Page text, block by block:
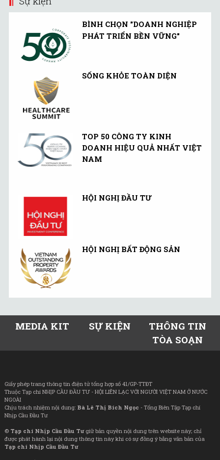
BÌNH CHỌN "DOANH NGHIỆP
PHÁT TRIỂN BỀN VỮNG"
SỐNG KHỎE TOÀN DIỆN
TOP 50 CÔNG TY KINH
DOANH HIỆU QUẢ NHẤT VIỆT
NAM
HỘI NGHỊ ĐẦU TƯ
HỘI NGHỊ BẤT ĐỘNG SẢN
MEDIA KIT SỰ KIỆN
THÔNG TIN
TÒA SOẠN
Giấy phép trang thông tin điện tử tổng hợp số 41/GP-TTĐT
Thuộc Tạp chí NHỊP CẦU ĐẦU TƯ - HỘI LIÊN LẠC VỚI NGƯỜI VIỆT NAM Ở NƯỚC
NGOÀI
Chịu trách nhiệm nội dung: Bà Lê Thị Bích Ngọc - Tổng Biên Tập Tạp chí
Nhịp Cầu Đầu Tư
© Tạp chí Nhịp Cầu Đầu Tưgiữ bản quyền nội dung trên website này; chỉ
được phát hành lại nội dung thông tin này khi có sự đồng ý bằng văn bản của
Tạp chí Nhịp Cầu Đầu Tư